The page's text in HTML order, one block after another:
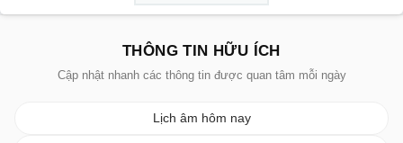
THÔNG TIN HỮU ÍCH
Cập nhật nhanh các thông tin được quan tâm mỗi ngày
Lịch âm hôm nay